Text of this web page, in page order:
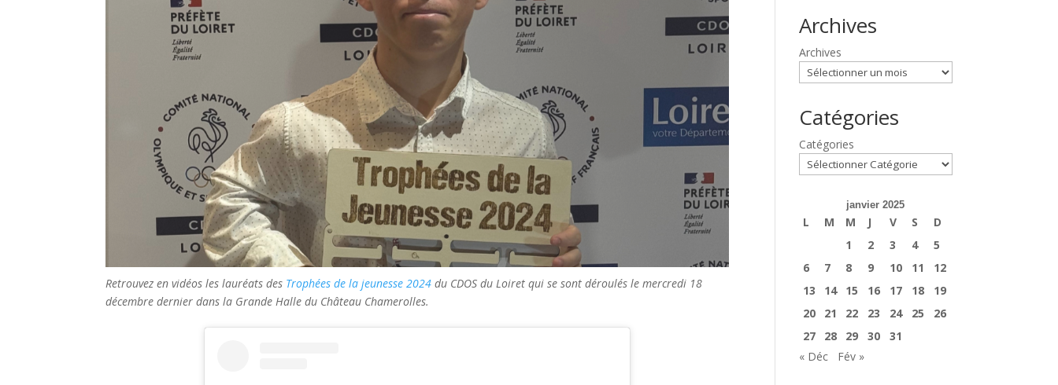
Retrouvez en vidéos les lauréats des Trophées de la jeunesse 2024 du CDOS du Loiret qui se sont déroulés le mercredi 18
décembre dernier dans la Grande Halle du Château Chamerolles.
Archives
Archives
Catégories
Catégories
janvier 2025
L M M J V S
D
1
2 3 4
5
6
7 8 9 10 11
12
13
14 15 16 17 18
19
20
21 22 23 24 25
26
27
28 29 30
31
« Déc
Fév »